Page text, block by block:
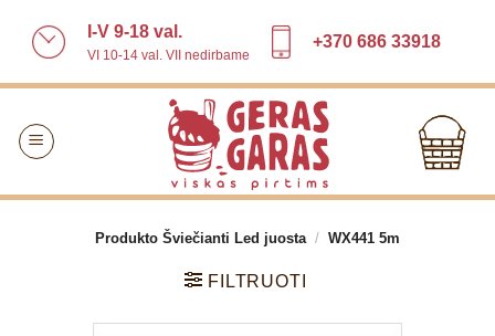
I-V 9-18 val.
VI 10-14 val. VII nedirbame
+370 686 33918
Produkto Šviečianti Led juosta / WX441 5m
FILTRUOTI